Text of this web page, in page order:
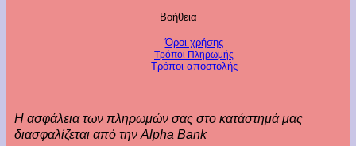
Βοήθεια
Όροι χρήσης
Τρόποι Πληρωμής
Τρόποι αποστολής
Η ασφάλεια των πληρωμών σας στο κατάστημά μας
διασφαλίζεται από την Alpha Bank